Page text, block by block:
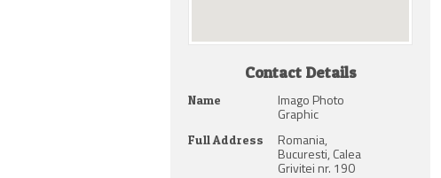
Contact Details
Name Imago Photo
Graphic
Full Address Romania,
Bucuresti, Calea
Grivitei nr. 190